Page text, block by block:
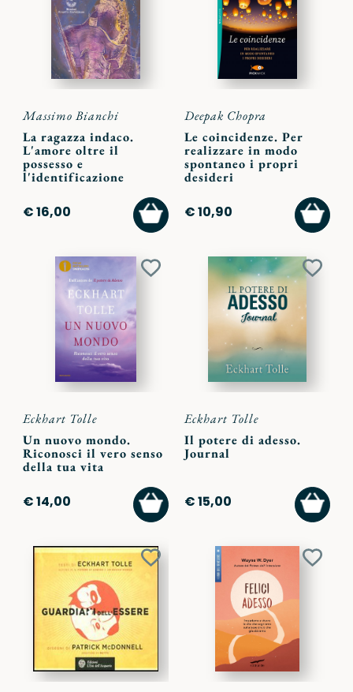
Massimo Bianchi
La ragazza indaco.
L'amore oltre il
possesso e
l'identificazione
€ 16,00
AGGIUNGI
AL
CARRELLO
Deepak Chopra
Le coincidenze. Per
realizzare in modo
spontaneo i propri
desideri
€ 10,90
AL
Aggiungi
Eckhart Tolle
Un nuovo mondo.
Riconosci il vero senso
della tua vita
€ 14,00
AGGIUNGI
AL
CARRELLO
Eckhart Tolle
Il potere di adesso.
Journal
€ 15,00
AL
Aggiungi